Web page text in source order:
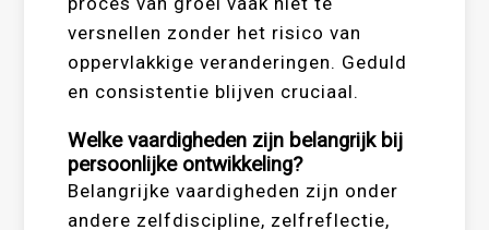
versnellen zonder het risico van
oppervlakkige veranderingen. Geduld
en consistentie blijven cruciaal.
Welke vaardigheden zijn belangrijk bij
persoonlijke ontwikkeling?
Belangrijke vaardigheden zijn onder
andere zelfdiscipline, zelfreflectie,